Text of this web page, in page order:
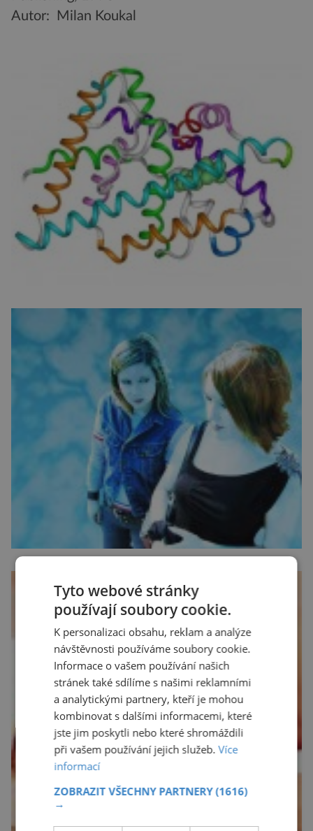
Autor: Milan Koukal
Tyto webové stránky
používají soubory cookie.
K personalizaci obsahu, reklam a analýze
návštěvnosti používáme soubory cookie.
Informace o vašem používání našich
stránek také sdílíme s našimi reklamními
a analytickými partnery, kteří je mohou
kombinovat s dalšími informacemi, které
jste jim poskytli nebo které shromáždili
při vašem používání jejich služeb.Více
informací
ZOBRAZIT VŠECHNY PARTNERY(1616)
→